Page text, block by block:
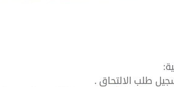
طلب الالتحاق .